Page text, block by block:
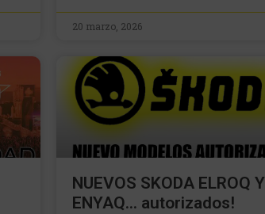
20 marzo, 2026
NUEVOS SKODA ELROQ Y
ENYAQ… autorizados!